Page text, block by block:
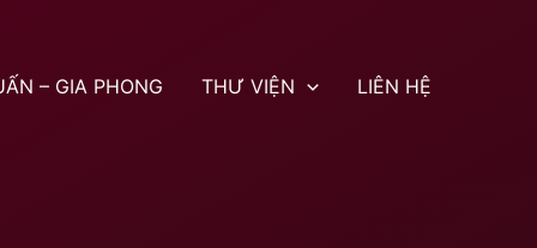
– GIA PHONG THƯ VIỆN LIÊN HỆ